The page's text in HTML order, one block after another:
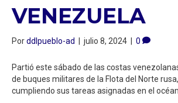
VENEZUELA
Porddlpueblo-ad | julio 8, 2024 | 0
Partió este sábado de las costas
de buques militares de la Flota del Norte
cumpliendo sus tareas asignadas en el